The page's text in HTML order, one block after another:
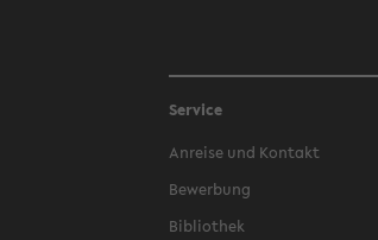
Service
Anreise und Kontakt
Bewerbung
Bibliothek